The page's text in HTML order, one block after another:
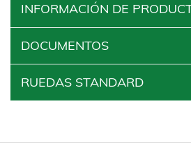
INFORMACIÓN DE
DOCUMENTOS
RUEDAS STANDARD